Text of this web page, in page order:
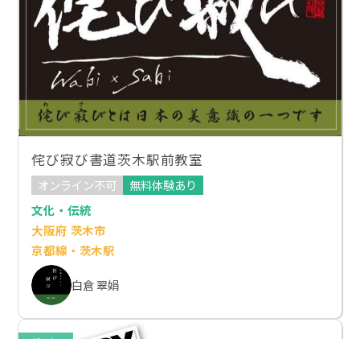
侘び寂び書道茨木駅前教室
オンライン不可
無料体験あり
文化・伝統
大阪府 茨木市
京都線・茨木駅
白倉 翠娟